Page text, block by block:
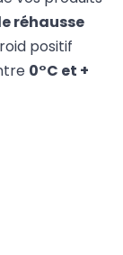
réhausse
positif
0°C et +